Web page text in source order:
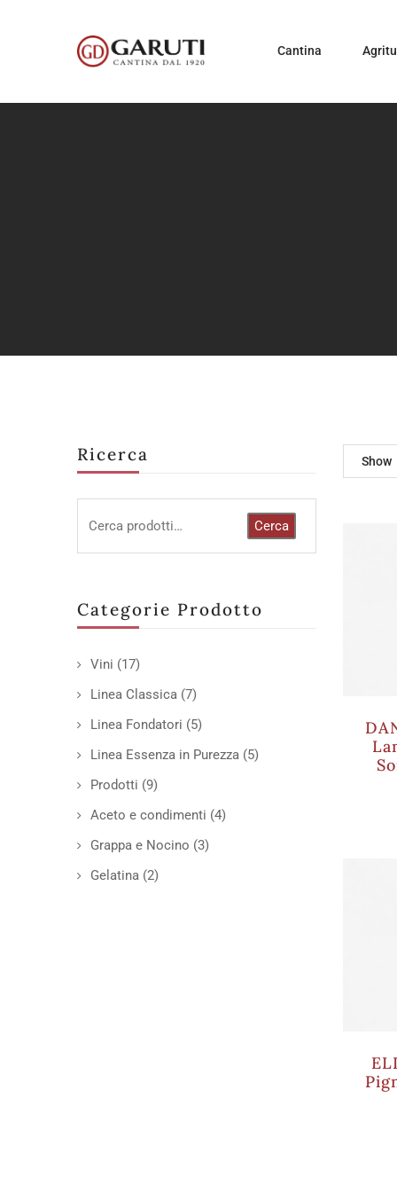
Cantina
Ricerca
Cerca
Categorie Prodotto
Vini (17)
Linea Classica (7)
Linea Fondatori (5)
Linea Essenza in Purezza (5)
Prodotti (9)
Aceto e condimenti (4)
Grappa e Nocino (3)
Gelatina (2)
Show